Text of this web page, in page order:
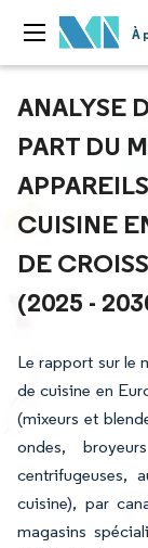
À
ANALYSE
PART DU
CUISINE
DE
(2025 -
Le rapport sur le
de cuisine en
(mixeurs et
ondes,
centrifugeuses,
cuisine), par
magasins